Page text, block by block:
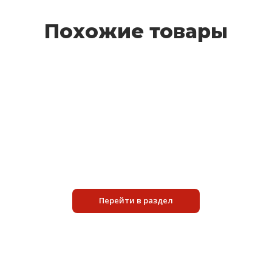
Похожие товары
Перейти в раздел